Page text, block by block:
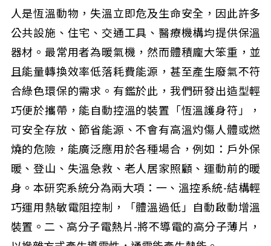
人是恆溫動物，失溫立即危及生命安全，因此許多
公共設施、住宅、交通工具、醫療機構均提供保溫
器材。最常用者為暖氣機，然而體積龐大笨重，並
且能量轉換效率低落耗費能源，甚至產生廢氣不符
合綠色環保的需求。有鑑於此，我們研發出造型輕
巧便於攜帶，能自動控溫的裝置「恆溫護身符」，
可安全存放、節省能源、不會有高溫灼傷人體或燃
燒的危險，能廣泛應用於各種場合，例如：戶外保
暖、登山、失溫急救、老人居家照顧、運動前的暖
身。本研究系統分為兩大項：一、溫控系統-結構輕
巧運用熱敏電阻控制，「體溫過低」自動啟動增溫
裝置。二、高分子電熱片-將不導電的高分子薄片，